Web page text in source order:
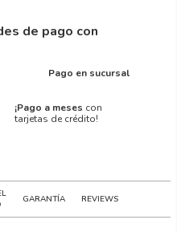
de pago con
Pago en sucursal
¡Pago a meses con
tarjetas de crédito!
GARANTÍA REVIEWS